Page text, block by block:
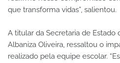
que transforma vidas”, salientou.
A titular da Secretaria de Estado
Albaniza Oliveira, ressaltou o
realizado pela equipe escolar.